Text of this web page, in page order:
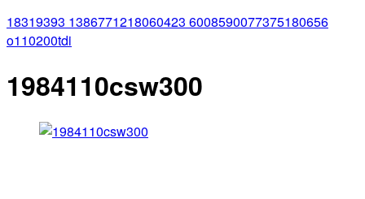
18319393 1386771218060423 6008590077375180656
o110200tdi
1984110csw300